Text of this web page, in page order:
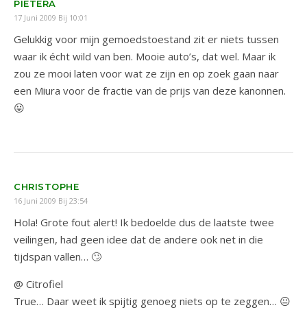
PIETERA
17 Juni 2009 Bij 10:01
Gelukkig voor mijn gemoedstoestand zit er niets tussen
waar ik écht wild van ben. Mooie auto’s, dat wel. Maar ik
zou ze mooi laten voor wat ze zijn en op zoek gaan naar
een Miura voor de fractie van de prijs van deze kanonnen.
😛
CHRISTOPHE
16 Juni 2009 Bij 23:54
Hola! Grote fout alert! Ik bedoelde dus de laatste twee
veilingen, had geen idee dat de andere ook net in die
tijdspan vallen… 🙄
@ Citrofiel
True… Daar weet ik spijtig genoeg niets op te zeggen… 😐